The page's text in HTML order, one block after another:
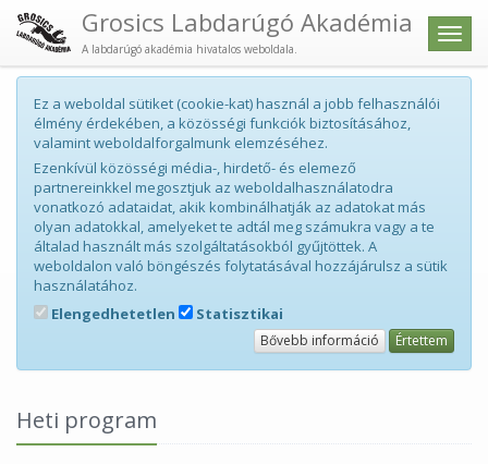
Menü
Grosics Labdarúgó Akadémia
A labdarúgó akadémia hivatalos weboldala.
Ez a weboldal sütiket (cookie-kat) használ a jobb felhasználói
élmény érdekében, a közösségi funkciók biztosításához,
valamint weboldalforgalmunk elemzéséhez.
Ezenkívül közösségi média-, hirdető- és elemező
partnereinkkel megosztjuk az weboldalhasználatodra
vonatkozó adataidat, akik kombinálhatják az adatokat más
olyan adatokkal, amelyeket te adtál meg számukra vagy a te
általad használt más szolgáltatásokból gyűjtöttek. A
weboldalon való böngészés folytatásával hozzájárulsz a sütik
használatához.
Elengedhetetlen
Statisztikai
Bővebb információ Értettem
Heti program